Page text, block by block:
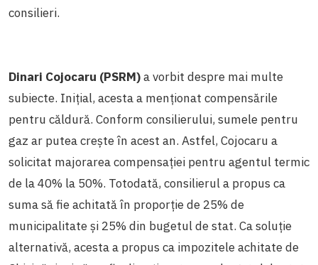
consilieri.
Dinari Cojocaru (PSRM)a vorbit despre mai multe
subiecte. Inițial, acesta a menționat compensările
pentru căldură. Conform consilierului, sumele pentru
gaz ar putea crește în acest an. Astfel, Cojocaru a
solicitat majorarea compensației pentru agentul termic
de la 40% la 50%. Totodată, consilierul a propus ca
suma să fie achitată în proporție de 25% de
municipalitate și 25% din bugetul de stat. Ca soluție
alternativă, acesta a propus ca impozitele achitate de